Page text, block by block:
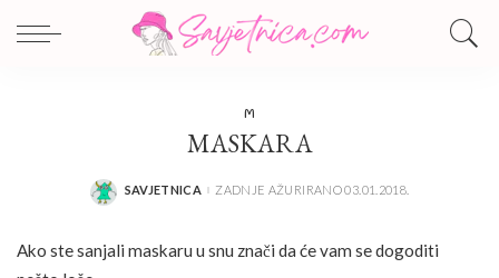
M
MASKARA
POSTED
SAVJETNICA ZADNJE AŽURIRANO 03.01.2018.
Ako ste sanjali maskaru u snu znači da će vam se dogoditi